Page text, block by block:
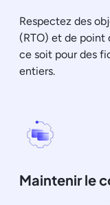
Respectez des
(RTO) et de point
ce soit pour des
entiers.
Maintenir le